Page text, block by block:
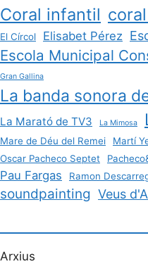
Coral infantil
El Círcol
Elisabet Pérez
Escola Municipal
Gran Gallina
La banda sonora
La Marató de TV3 La Mimosa
Mare de Déu del Remei Martí
Oscar Pacheco Septet
Pau Fargas Ramon
soundpainting Veus
Arxius